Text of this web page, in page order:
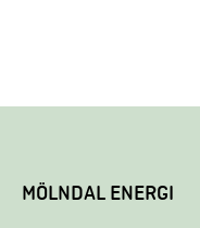
MÖLNDAL ENERGI